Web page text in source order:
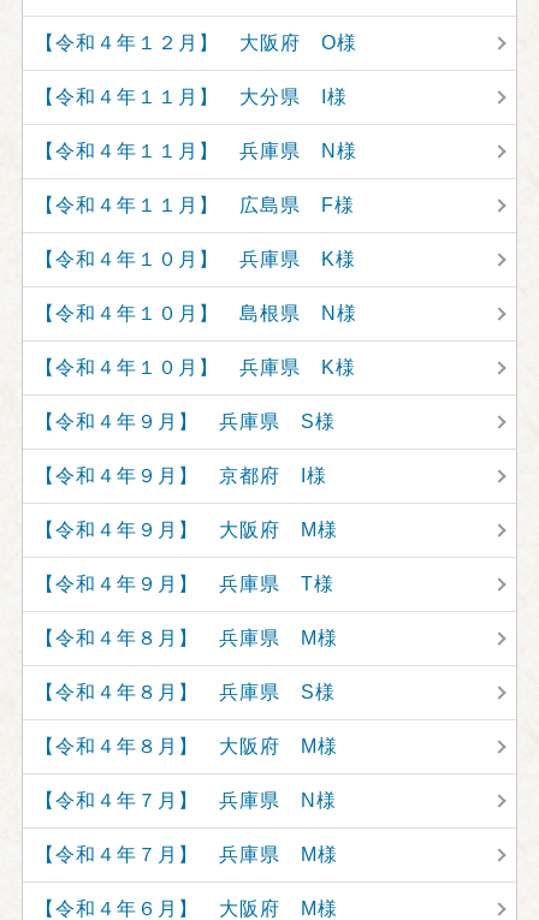
【令和４年１２月】 大阪府 O様
【令和４年１１月】 大分県 I様
【令和４年１１月】 兵庫県 N様
【令和４年１１月】 広島県 F様
【令和４年１０月】 兵庫県 K様
【令和４年１０月】 島根県 N様
【令和４年１０月】 兵庫県 K様
【令和４年９月】 兵庫県 S様
【令和４年９月】 京都府 I様
【令和４年９月】 大阪府 M様
【令和４年９月】 兵庫県 T様
【令和４年８月】 兵庫県 M様
【令和４年８月】 兵庫県 S様
【令和４年８月】 大阪府 M様
【令和４年７月】 兵庫県 N様
【令和４年７月】 兵庫県 M様
【令和４年６月】 大阪府 M様